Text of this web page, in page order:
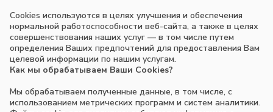
Cookies используются в целях улучшения и обеспечения
нормальной работоспособности веб-сайта, а также в целях
совершенствования наших услуг — в том числе путем
определения Ваших предпочтений для предоставления Вам
целевой информации по нашим услугам.
Как мы обрабатываем Ваши Cookies?
Мы обрабатываем полученные данные, в том числе, с
использованием метрических программ и систем аналитики.